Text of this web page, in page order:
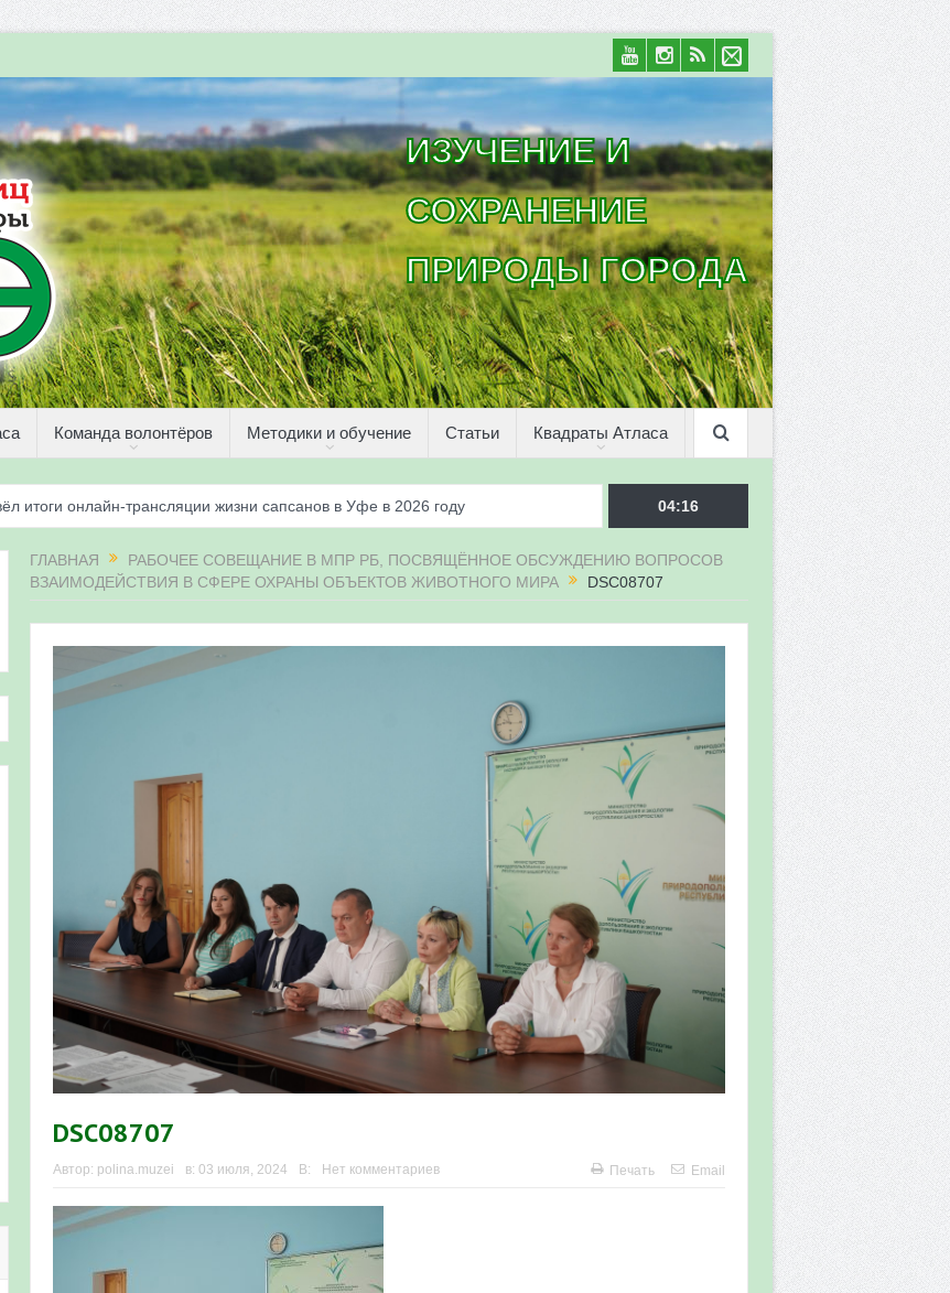
ИЗУЧЕНИЕ И
СОХРАНЕНИЕ
ПРИРОДЫ ГОРОДА
Команда волонтёров Методики и обучение Статьи Квадраты Атласа
итоги онлайн-трансляции жизни сапсанов в Уфе в 2026 году
вечера-2026» в Республике Башкортостан
Уралсиба получили имена и кольца
перекличка-2026» в Республике Башкортостан
2026» — 21-31 мая 2026
из дневного лагеря центра олимпиадного движения «Аврора»
орнитологов и бердвотчеров в проекте «Развитие программы мониторинга
части России»
2026» — 11-20 мая 2026
на постоянных маршрутах в Республике Башкортостан в 2026 году
04:16
ГЛАВНАЯ
РАБОЧЕЕ СОВЕЩАНИЕ В МПР РБ, ПОСВЯЩЁННОЕ ОБСУЖДЕНИЮ ВОПРОСОВ
ВЗАИМОДЕЙСТВИЯ В СФЕРЕ ОХРАНЫ ОБЪЕКТОВ ЖИВОТНОГО МИРА
DSC08707
DSC08707
Автор: polina.muzei в: 03 июля, 2024 В: Нет комментариев Печать Email